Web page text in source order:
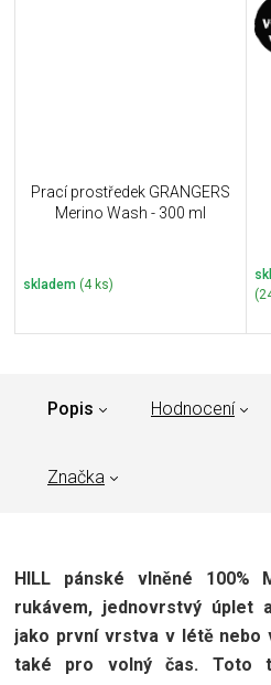
Prací prostředek GRANGERS
Merino Wash - 300 ml
skladem (4 ks)
Popis Hodnocení
Značka
HILL pánské vlněné 100%
rukávem, jednovrstvý úplet
jako první vrstva v létě nebo
také pro volný čas. Toto